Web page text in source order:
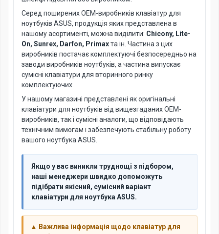
Серед поширених OEM-виробників клавіатур для
ноутбуків ASUS, продукція яких представлена в
нашому асортименті, можна виділити: Chicony, Lite-
On, Sunrex, Darfon, Primaxта ін. Частина з цих
виробників постачає комплектуючі безпосередньо на
заводи виробників ноутбуків, а частина випускає
сумісні клавіатури для вторинного ринку
комплектуючих.
У нашому магазині представлені як оригінальні
клавіатури для ноутбуків від вищезгаданих OEM-
виробників, так і сумісні аналоги, що відповідають
технічним вимогам і забезпечують стабільну роботу
вашого ноутбука ASUS.
Якщо у вас виникли труднощі з підбором,
наші менеджери швидко допоможуть
підібрати якісний, сумісний варіант
клавіатури для ноутбука ASUS.
▲ Важлива інформація щодо клавіатур для